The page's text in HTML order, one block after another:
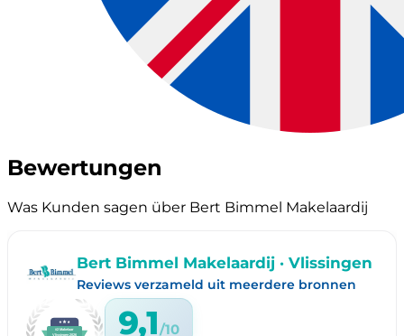
Bewertungen
Was Kunden sagen über Bert Bimmel Makelaardij